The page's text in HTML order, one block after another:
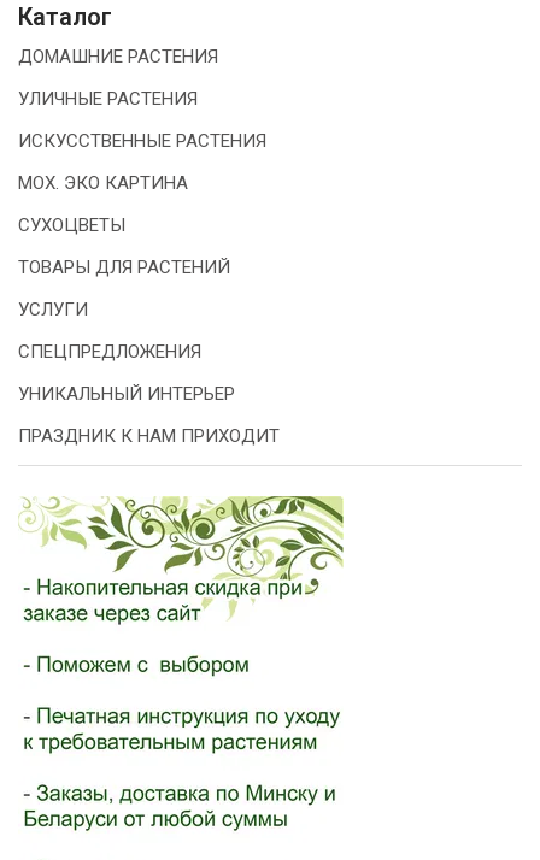
Каталог
ДОМАШНИЕ РАСТЕНИЯ
УЛИЧНЫЕ РАСТЕНИЯ
ИСКУССТВЕННЫЕ РАСТЕНИЯ
МОХ. ЭКО КАРТИНА
СУХОЦВЕТЫ
ТОВАРЫ ДЛЯ РАСТЕНИЙ
УСЛУГИ
СПЕЦПРЕДЛОЖЕНИЯ
УНИКАЛЬНЫЙ ИНТЕРЬЕР
ПРАЗДНИК К НАМ ПРИХОДИТ